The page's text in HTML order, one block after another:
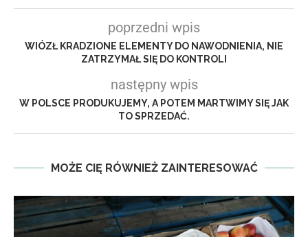
poprzedni wpis
WIÓZŁ KRADZIONE ELEMENTY DO NAWODNIENIA, NIE
ZATRZYMAŁ SIĘ DO KONTROLI
następny wpis
W POLSCE PRODUKUJEMY, A POTEM MARTWIMY SIĘ JAK
TO SPRZEDAĆ.
MOŻE CIĘ RÓWNIEŻ ZAINTERESOWAĆ